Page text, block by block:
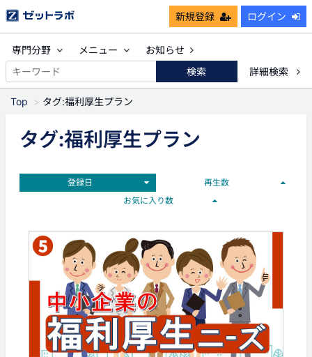
新規登録 ログイン
専門分野 メニュー
お知らせ
検索
詳細検索
Top タグ:福利厚生プラン
タグ:福利厚生プラン
登録日
再生数
お気に入り数